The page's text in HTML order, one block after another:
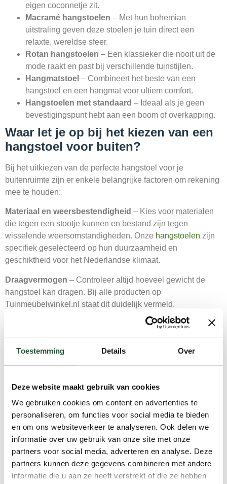
Toestemming Details Over
Deze website maakt gebruik van cookies
We gebruiken cookies om content en advertenties te
personaliseren, om functies voor social media te bieden
en om ons websiteverkeer te analyseren. Ook delen we
informatie over uw gebruik van onze site met onze
partners voor social media, adverteren en analyse. Deze
partners kunnen deze gegevens combineren met andere
informatie die u aan ze heeft verstrekt of die ze hebben
eigen coconnetje zit.
Macramé hangstoelen – Met hun bohemian
uitstraling geven deze stoelen je tuin direct een
relaxte, wereldse sfeer.
Rotan hangstoelen – Een klassieker die nooit uit de
mode raakt en past bij verschillende tuinstijlen.
Hangmatstoel – Combineert het beste van een
hangstoel en een hangmat voor ultiem comfort.
Hangstoelen met standaard – Ideaal als je geen
bevestigingspunt hebt aan een boom of overkapping.
Waar let je op bij het kiezen van een
hangstoel voor buiten?
Bij het uitkiezen van de perfecte hangstoel voor je
buitenruimte zijn er enkele belangrijke factoren om rekening
mee te houden:
Materiaal en weersbestendigheid – Kies voor materialen
die tegen een stootje kunnen en bestand zijn tegen
wisselende weersomstandigheden. Onze hangstoelen zijn
specifiek geselecteerd op hun duurzaamheid en
geschiktheid voor het Nederlandse klimaat.
Draagvermogen – Controleer altijd hoeveel gewicht de
hangstoel kan dragen. Bij alle producten op
Tuinmeubelwinkel.nl staat dit duidelijk vermeld.
– Heb je een geschikte plek
om de hangstoel op te hangen? Of heb je liever een model
met standaard? Denk hierover na voordat je een keuze
bij de rest van je tuininrichting. Met ons diverse assortiment
vind je altijd een model dat aansluit bij jouw persoonlijke
smaak.
De hangstoel buiten inrichten en
onderhouden
Om je hangstoel buiten zo lang mogelijk mooi te houden, is